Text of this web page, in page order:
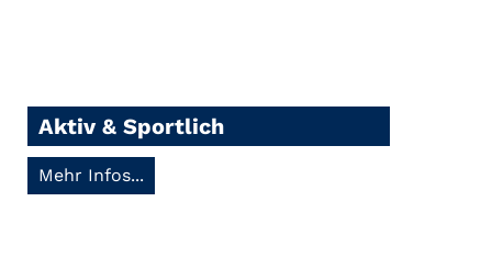
Aktiv & Sportlich
Mehr Infos...